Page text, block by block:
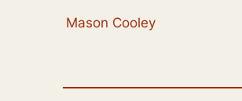
Mason Cooley